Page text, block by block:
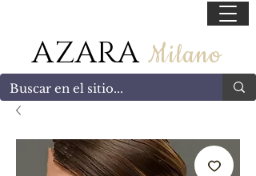
AZARA Milano